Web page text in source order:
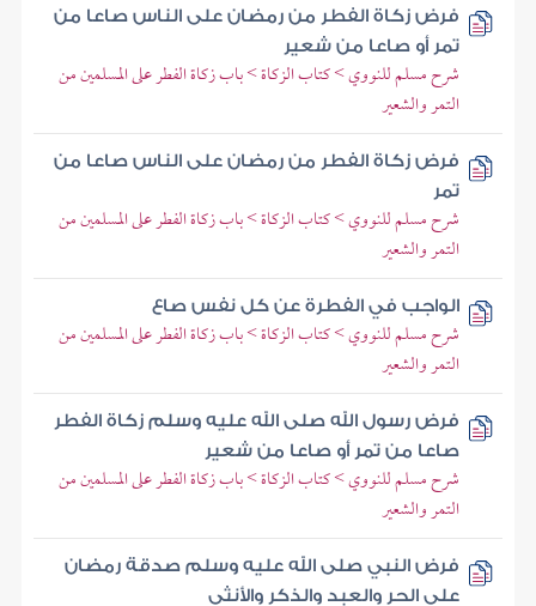
فرض زكاة الفطر من رمضان على الناس صاعا من
تمر أو صاعا من شعير
شرح مسلم للنووي > كتاب الزكاة > باب زكاة الفطر على المسلمين من
التمر والشعير
فرض زكاة الفطر من رمضان على الناس صاعا من
تمر
شرح مسلم للنووي > كتاب الزكاة > باب زكاة الفطر على المسلمين من
التمر والشعير
الواجب في الفطرة عن كل نفس صاع
شرح مسلم للنووي > كتاب الزكاة > باب زكاة الفطر على المسلمين من
التمر والشعير
فرض رسول الله صلى الله عليه وسلم زكاة الفطر
صاعا من تمر أو صاعا من شعير
شرح مسلم للنووي > كتاب الزكاة > باب زكاة الفطر على المسلمين من
التمر والشعير
فرض النبي صلى الله عليه وسلم صدقة رمضان
على الحر والعبد والذكر والأنثى